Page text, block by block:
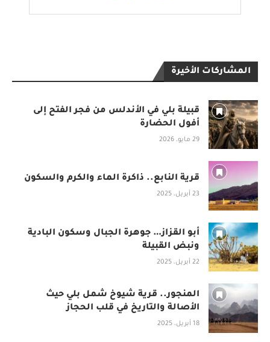
المشاركات الأخيرة
قبيلة بلي في الأندلس من فجر الفتح إلى
أفول الحضارة
29 مايو، 2026
قرية النابع.. ذاكرة الماء والكرم والسكون
23 أبريل، 2025
أبو القزاز… جوهرة الجبال وسكون البادية
ونبض القبيلة
22 أبريل، 2025
المنجور.. قرية شيوخ شمل بلي حيث
الأصالة والتاريخ في قلب الحجاز
18 أبريل، 2025